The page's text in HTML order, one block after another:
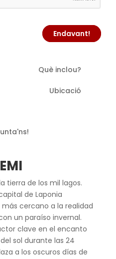
Endavant!
Què inclou?
Ubicació
tierra de los mil lagos.
de Laponia
más cercano a la realidad
un paraíso invernal.
clave en el encanto
sol durante las 24
a los oscuros días de